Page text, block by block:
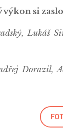
výkon si
Lukáš
Dorazil,